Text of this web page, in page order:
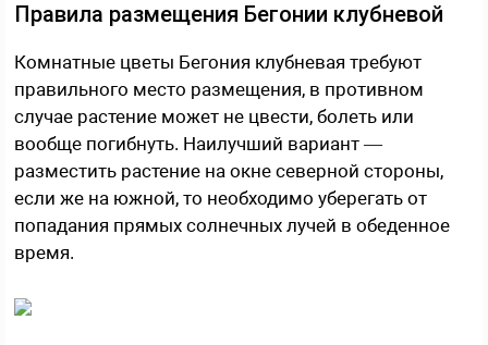
Правила размещения Бегонии клубневой
Комнатные цветы Бегония клубневая требуют
правильного место размещения, в противном
случае растение может не цвести, болеть или
вообще погибнуть. Наилучший вариант —
разместить растение на окне северной стороны,
если же на южной, то необходимо уберегать от
попадания прямых солнечных лучей в обеденное
время.